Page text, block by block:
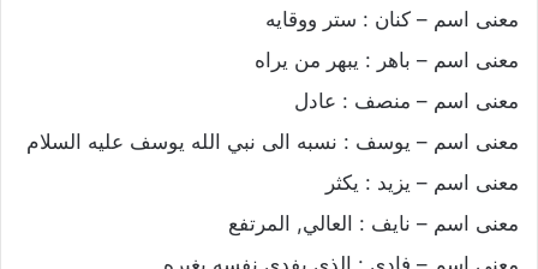
معنى اسم – كنان : ستر ووقايه
معنى اسم – باهر : يبهر من يراه
معنى اسم – منصف : عادل
معنى اسم – يوسف : نسبه الى نبي الله يوسف عليه السلام
معنى اسم – يزيد : يكثر
معنى اسم – نايف : العالي, المرتفع
معنى اسم – فادي : الذي يفدي نفسه بغيره